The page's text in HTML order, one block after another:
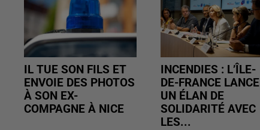
IL TUE SON FILS ET
ENVOIE DES PHOTOS
À SON EX-
COMPAGNE À NICE
INCENDIES : L’ÎLE-
DE-FRANCE LANCE
UN ÉLAN DE
SOLIDARITÉ AVEC
LES...